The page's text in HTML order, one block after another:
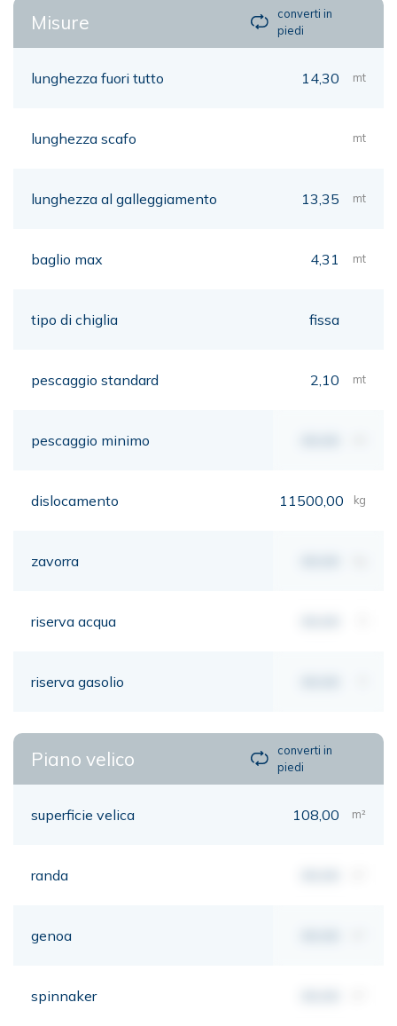
Misure
converti in
piedi
lunghezza fuori tutto 14,30 mt
lunghezza scafo mt
lunghezza al galleggiamento 13,35 mt
baglio max 4,31 mt
tipo di chiglia fissa
pescaggio standard 2,10 mt
pescaggio minimo
dislocamento 11500,00 kg
zavorra
riserva acqua
riserva gasolio
Piano velico
converti in
piedi
superficie velica 108,00 m²
randa
genoa
spinnaker